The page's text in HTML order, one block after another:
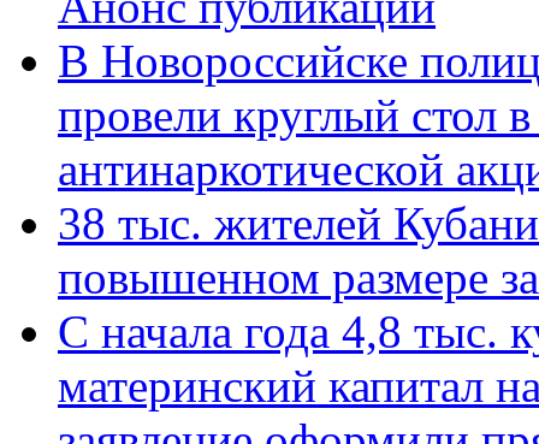
В Новороссийске
провели круглый стол
антинаркотической
38 тыс. жителей
повышенном размере
С начала года 4,8 тыс.
материнский капитал